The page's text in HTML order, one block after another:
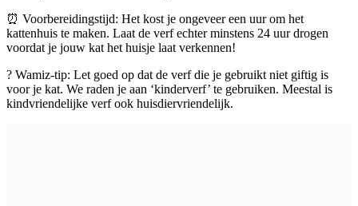
⏰ Voorbereidingstijd: Het kost je ongeveer een uur om het
kattenhuis te maken. Laat de verf echter minstens 24 uur drogen
voordat je jouw kat het huisje laat verkennen!
? Wamiz-tip: Let goed op dat de verf die je gebruikt niet giftig is
voor je kat. We raden je aan ‘kinderverf’ te gebruiken. Meestal is
kindvriendelijke verf ook huisdiervriendelijk.